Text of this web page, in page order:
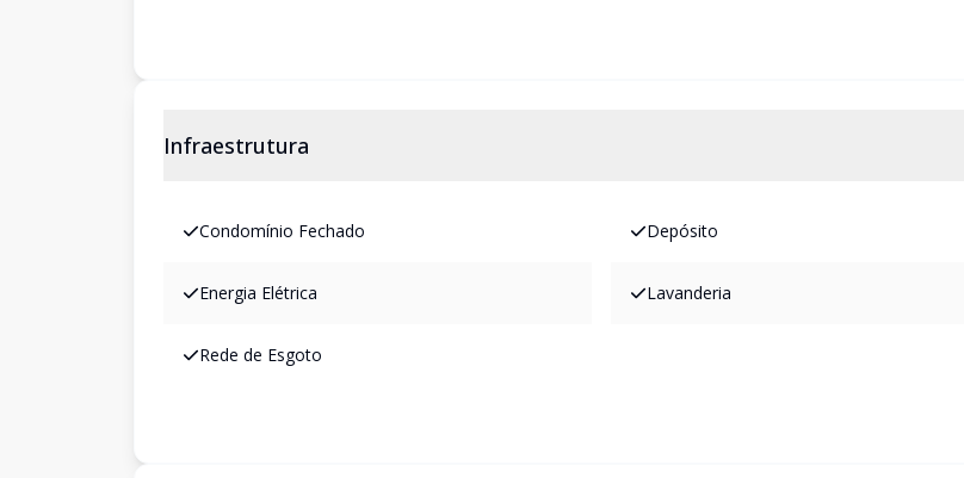
Infraestrutura
Condomínio Fechado Depósito
Energia Elétrica Lavanderia
Rede de Esgoto